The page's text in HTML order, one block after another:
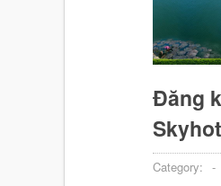
Đăng
Category: -